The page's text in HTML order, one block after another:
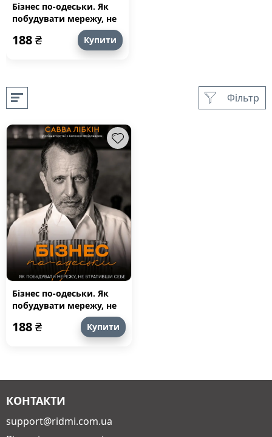
Бізнес по-одеськи. Як
побудувати мережу, не
втративши себе
188₴ Купити
Фільтр
Бізнес по-одеськи. Як
побудувати мережу, не
втративши себе
188₴ Купити
КОНТАКТИ
support@ridmi.com.ua